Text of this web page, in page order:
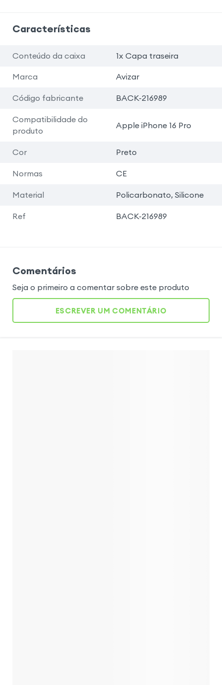
Características
Conteúdo da caixa 1x Capa traseira
Marca Avizar
Código fabricante BACK-216989
Compatibilidade do
produto
Apple iPhone 16 Pro
Cor Preto
Normas CE
Material Policarbonato, Silicone
Ref BACK-216989
Comentários
Seja o primeiro a comentar sobre este produto
ESCREVER UM COMENTÁRIO